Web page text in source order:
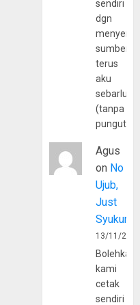
sendiri
dgn
sumber
terus
aku
(tanpa
Agus
on No
Ujub,
Just
Syukur
13/11/
Bolehkah
kami
cetak
sendiri